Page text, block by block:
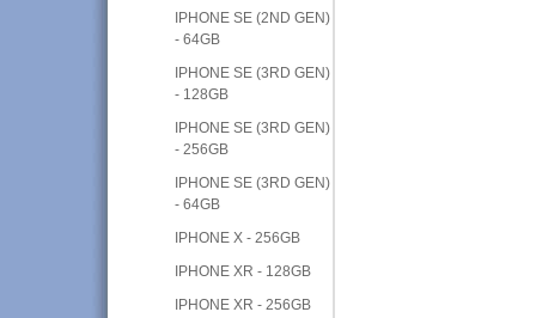
IPHONE SE (2ND GEN)
- 64GB
IPHONE SE (3RD GEN)
- 128GB
IPHONE SE (3RD GEN)
- 256GB
IPHONE SE (3RD GEN)
- 64GB
IPHONE X - 256GB
IPHONE XR - 128GB
IPHONE XR - 256GB